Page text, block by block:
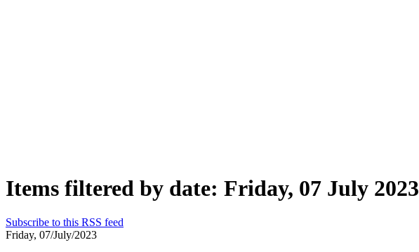
Items filtered by date: Friday, 07 July 2023
Subscribe to this RSS feed
Friday, 07/July/2023